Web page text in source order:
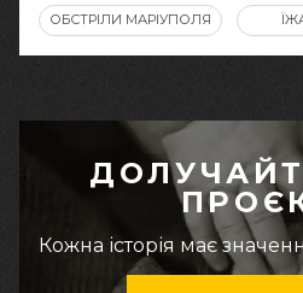
ОБСТРІЛИ МАРІУПОЛЯ
Кожна історія має